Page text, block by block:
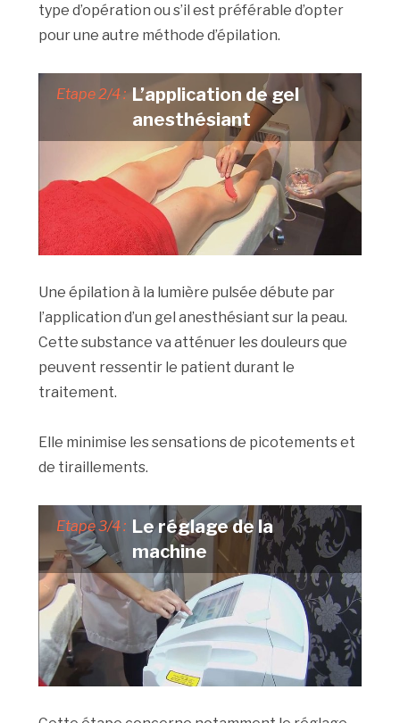
type d’opération ou s’il est préférable d’opter
pour une autre méthode d’épilation.
Etape 2/4 : L’application de gel
anesthésiant
Une épilation à la lumière pulsée débute par
l’application d’un gel anesthésiant sur la peau.
Cette substance va atténuer les douleurs que
peuvent ressentir le patient durant le
traitement.
Elle minimise les sensations de picotements et
de tiraillements.
Etape 3/4 : Le réglage de la
machine